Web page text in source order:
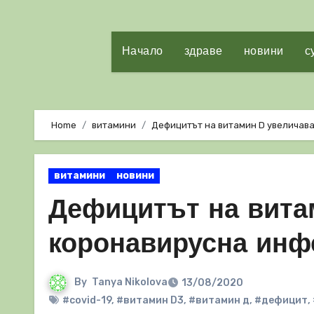
Начало здраве новини
Home витамини Дефицитът на витамин D
витамини новини
Дефицитът на
коронавирусна
By Tanya Nikolova
13/08/2020
#covid-19, #витамин D3, #витамин д, #дефицит,